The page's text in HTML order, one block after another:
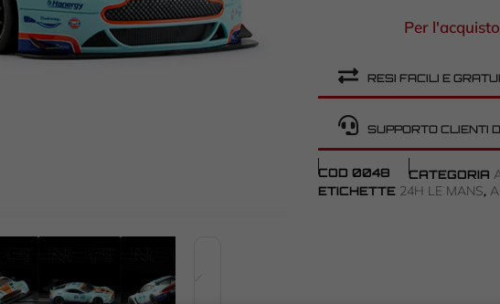
Per
RESI FACILI E
SUPPORTO CLIENTI
COD 0048 CATEGORIA
ETICHETTE 24H LE MANS,